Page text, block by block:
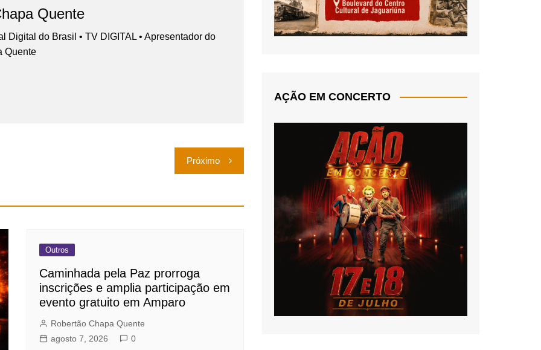
Quente
Digital do Brasil • TV DIGITAL • Apresentador do
Quente
Próximo
Outros
Caminhada pela Paz prorroga
inscrições e amplia participação em
evento gratuito em Amparo
Robertão Chapa Quente
agosto 7, 2026
0
AÇÃO EM CONCERTO